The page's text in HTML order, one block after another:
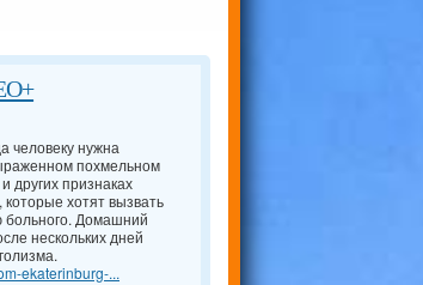
человеку нужна
похмельном
других признаках
хотят вызвать
больного. Домашний
нескольких дней
ekaterinburg-...